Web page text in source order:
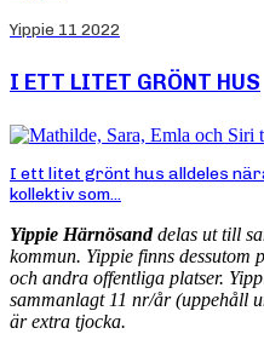
Yippie 11 2022
I ETT LITET GRÖNT HUS
I ett litet grönt hus alldeles
kollektiv som...
Yippie Härnösanddelas ut till
kommun. Yippie finns dessutom
och andra offentliga platser.
sammanlagt 11 nr/år (uppehåll
är extra tjocka.